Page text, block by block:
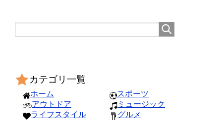
カテゴリ一覧
ホーム
アウトドア
ライフスタイル
スポーツ
ミュージック
グルメ